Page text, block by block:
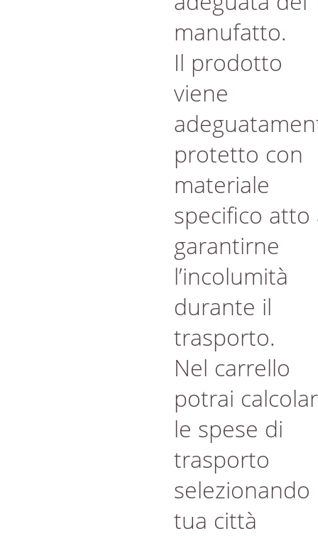
manufatto.
Il prodotto
viene
protetto con
materiale
specifico atto
garantirne
l’incolumità
durante il
trasporto.
Nel carrello
potrai
le spese di
trasporto
selezionando
tua città